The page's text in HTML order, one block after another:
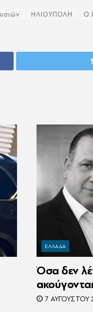
ΗΛΙΟΥΠΟΛΗ
ΕΛΛΑΔΑ
Όσα δεν
7 ΑΥΓΟΎΣΤΟΥ